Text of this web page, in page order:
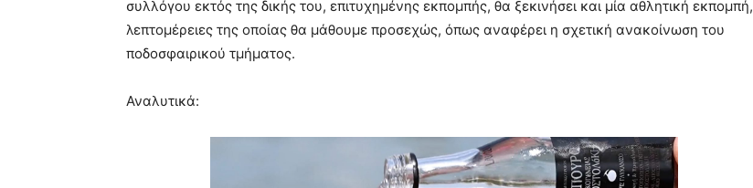
συλλόγου εκτός της δικής του, επιτυχημένης εκπομπής, θα ξεκινήσει και μία αθλητική εκπομπή,
λεπτομέρειες της οποίας θα μάθουμε προσεχώς, όπως αναφέρει η σχετική ανακοίνωση του
ποδοσφαιρικού τμήματος.
Αναλυτικά: